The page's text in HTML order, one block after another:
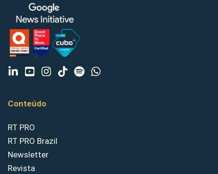
Conteúdo
RT PRO
RT PRO Brazil
Newsletter
Revista